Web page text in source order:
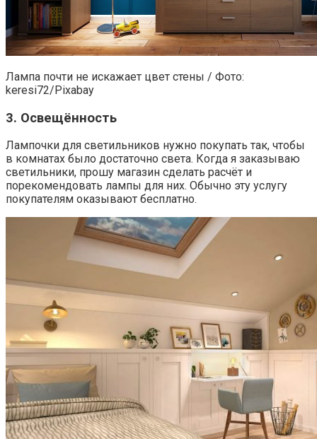
Лампа почти не искажает цвет стены / Фото:
keresi72/Pixabay
3. Освещённость
Лампочки для светильников нужно покупать так, чтобы
в комнатах было достаточно света. Когда я заказываю
светильники, прошу магазин сделать расчёт и
порекомендовать лампы для них. Обычно эту услугу
покупателям оказывают бесплатно.